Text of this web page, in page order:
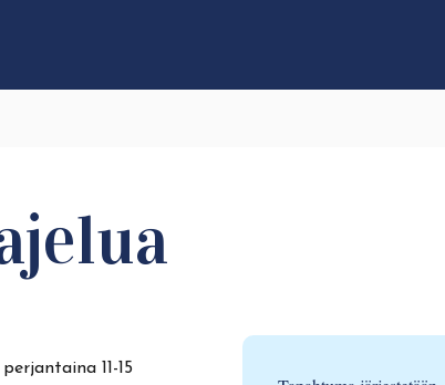
11-15